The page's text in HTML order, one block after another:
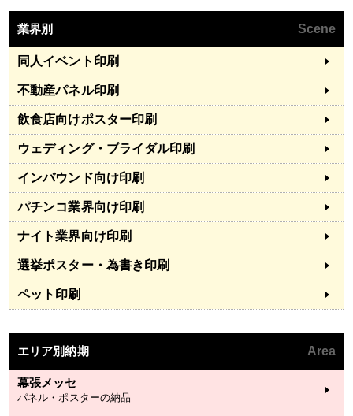
業界別 Scene
同人イベント印刷
不動産パネル印刷
飲食店向けポスター印刷
ウェディング・ブライダル印刷
インバウンド向け印刷
パチンコ業界向け印刷
ナイト業界向け印刷
選挙ポスター・為書き印刷
ペット印刷
エリア別納期 Area
幕張メッセ
パネル・ポスターの納品